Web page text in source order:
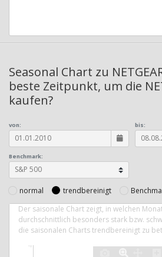
Seasonal Chart zu
beste Zeitpunkt, um die
kaufen?
Benchmark:
von: bis:
normal trendbereinigt
Der saisonale Chart zeigt, in welchen
durchschnittlich besonders stark bzw.
die saisonalen Charts trendbereinigt zu
4